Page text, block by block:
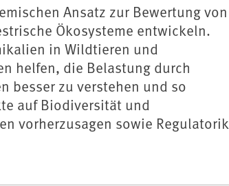
Ansatz zur Bewertung von
Ökosysteme entwickeln.
in Wildtieren und
helfen, die Belastung durch
besser zu verstehen und so
auf Biodiversität und
vorherzusagen sowie Regulatorik